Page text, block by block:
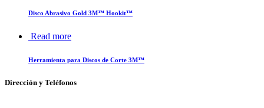
Disco Abrasivo Gold 3M™ Hookit™
Read more
Herramienta para Discos de Corte 3M™
Dirección y Teléfonos